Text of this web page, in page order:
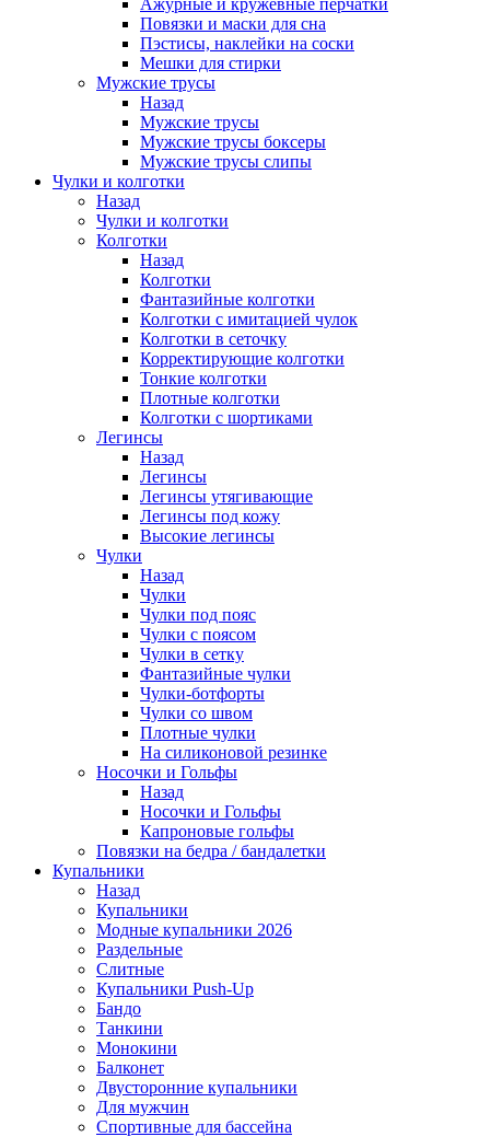
Ажурные и кружевные перчатки
Повязки и маски для сна
Пэстисы, наклейки на соски
Мешки для стирки
Мужские трусы
Назад
Мужские трусы
Мужские трусы боксеры
Мужские трусы слипы
Чулки и колготки
Назад
Чулки и колготки
Колготки
Назад
Колготки
Фантазийные колготки
Колготки с имитацией чулок
Колготки в сеточку
Корректирующие колготки
Тонкие колготки
Плотные колготки
Колготки с шортиками
Легинсы
Назад
Легинсы
Легинсы утягивающие
Легинсы под кожу
Высокие легинсы
Чулки
Назад
Чулки
Чулки под пояс
Чулки с поясом
Чулки в сетку
Фантазийные чулки
Чулки-ботфорты
Чулки со швом
Плотные чулки
На силиконовой резинке
Носочки и Гольфы
Назад
Носочки и Гольфы
Капроновые гольфы
Повязки на бедра / бандалетки
Купальники
Назад
Купальники
Модные купальники 2026
Раздельные
Слитные
Купальники Push-Up
Бандо
Танкини
Монокини
Балконет
Двусторонние купальники
Для мужчин
Спортивные для бассейна